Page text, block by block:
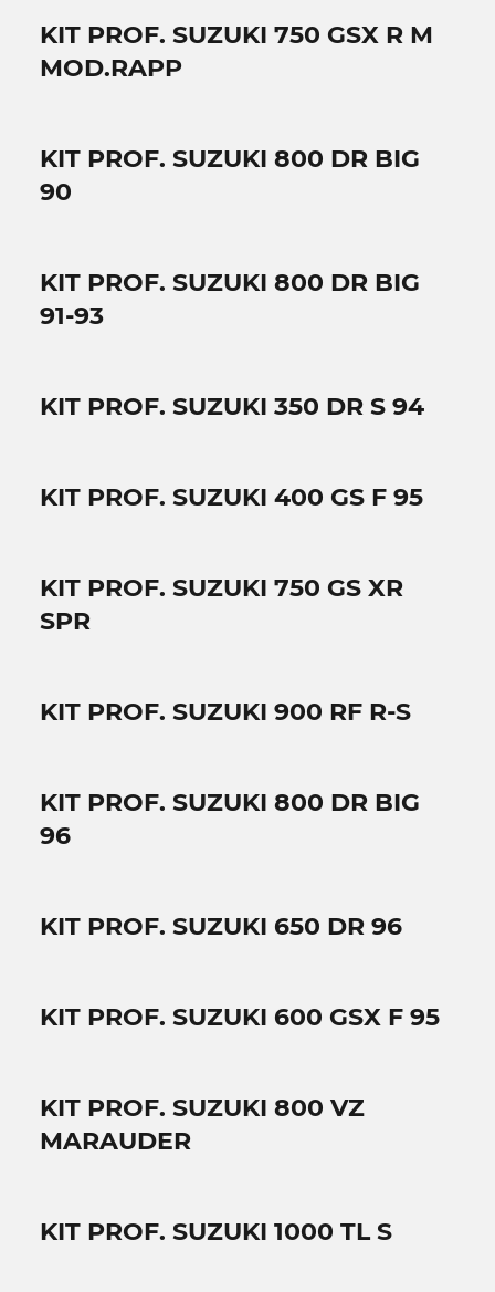
KIT PROF. SUZUKI 750 GSX R M
MOD.RAPP
KIT PROF. SUZUKI 800 DR BIG
90
KIT PROF. SUZUKI 800 DR BIG
91-93
KIT PROF. SUZUKI 350 DR S 94
KIT PROF. SUZUKI 400 GS F 95
KIT PROF. SUZUKI 750 GS XR
SPR
KIT PROF. SUZUKI 900 RF R-S
KIT PROF. SUZUKI 800 DR BIG
96
KIT PROF. SUZUKI 650 DR 96
KIT PROF. SUZUKI 600 GSX F 95
KIT PROF. SUZUKI 800 VZ
MARAUDER
KIT PROF. SUZUKI 1000 TL S